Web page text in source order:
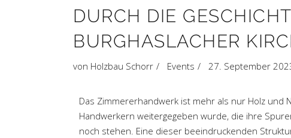
DURCH DIE
BURGHASLACHER
von Holzbau Schorr Events 27. September
Das Zimmererhandwerk ist mehr als nur Holz und
Handwerkern weitergegeben wurde, die ihre
noch stehen. Eine dieser beeindruckenden